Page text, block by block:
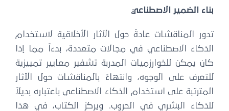
بناء الضمير الاصطناعي
تدور المناقشات عادةً حول الآثار الأخلاقية لاستخدام
الذكاء الاصطناعي في مجالات متعددة، بدءاً مما إذا
كان يمكن للخوارزميات المدربة تشفير معايير تمييزية
للتعرف على الوجوه، وانتهاءً بالمناقشات حول الآثار
المترتبة على استخدام الذكاء الاصطناعي باعتباره بديلاً
للذكاء البشري في الحروب. ويركز الكتاب، في هذا